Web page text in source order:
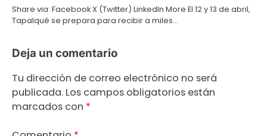
Share via: Facebook X (Twitter) LinkedIn More El 12 y 13 de abril,
Tapalqué se prepara para recibir a miles…
Deja un comentario
Tu dirección de correo electrónico no será
publicada. Los campos obligatorios están
marcados con *